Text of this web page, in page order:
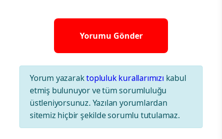
Yorum yazaraktopluluk kurallarımızı kabul
etmiş bulunuyor ve tüm sorumluluğu
üstleniyorsunuz. Yazılan yorumlardan
sitemiz hiçbir şekilde sorumlu tutulamaz.